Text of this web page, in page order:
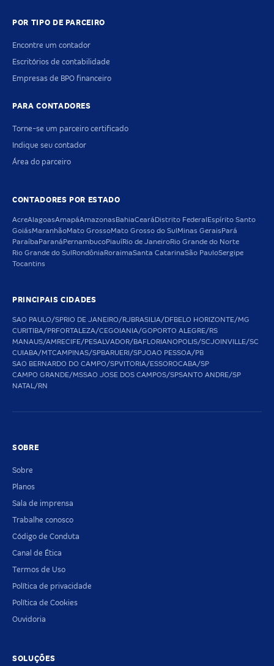
POR TIPO DE PARCEIRO
Encontre um contador
Escritórios de contabilidade
Empresas de BPO financeiro
PARA CONTADORES
Torne-se um parceiro certificado
Indique seu contador
Área do parceiro
CONTADORES POR ESTADO
AcreAlagoasAmapáAmazonas BahiaCeará Distrito Federal Espírito Santo
GoiásMaranhãoMato GrossoMato Grosso do Sul Minas Gerais Pará
Paraíba Paraná PernambucoPiauíRio de JaneiroRio Grande do Norte
Rio Grande do Sul Rondônia RoraimaSanta CatarinaSão PauloSergipe
Tocantins
PRINCIPAIS CIDADES
SAO PAULO/SPRIO DE JANEIRO/RJBRASILIA/DFBELO HORIZONTE/MG
CURITIBA/PRFORTALEZA/CEGOIANIA/GOPORTO ALEGRE/RS
MANAUS/AMRECIFE/PESALVADOR/BAFLORIANOPOLIS/SCJOINVILLE/SC
CUIABA/MTCAMPINAS/SPBARUERI/SPJOAO PESSOA/PB
SAO BERNARDO DO CAMPO/SPVITORIA/ESSOROCABA/SP
CAMPO GRANDE/MSSAO JOSE DOS CAMPOS/SPSANTO ANDRE/SP
NATAL/RN
SOBRE
Sobre
Planos
Sala de imprensa
Trabalhe conosco
Código de Conduta
Canal de Ética
Termos de Uso
Política de privacidade
Política de Cookies
Ouvidoria
SOLUÇÕES